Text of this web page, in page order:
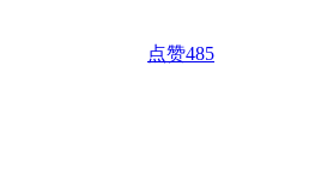
点赞485